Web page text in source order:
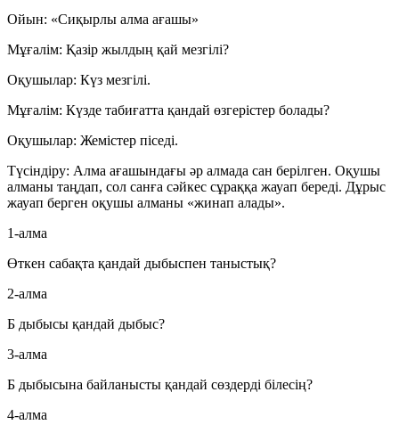
Ойын: «Сиқырлы алма ағашы»
Мұғалім: Қазір жылдың қай мезгілі?
Оқушылар: Күз мезгілі.
Мұғалім: Күзде табиғатта қандай өзгерістер болады?
Оқушылар: Жемістер піседі.
Түсіндіру: Алма ағашындағы әр алмада сан берілген. Оқушы
алманы таңдап, сол санға сәйкес сұраққа жауап береді. Дұрыс
жауап берген оқушы алманы «жинап алады».
1-алма
Өткен сабақта қандай дыбыспен таныстық?
2-алма
Б дыбысы қандай дыбыс?
3-алма
Б дыбысына байланысты қандай сөздерді білесің?
4-алма